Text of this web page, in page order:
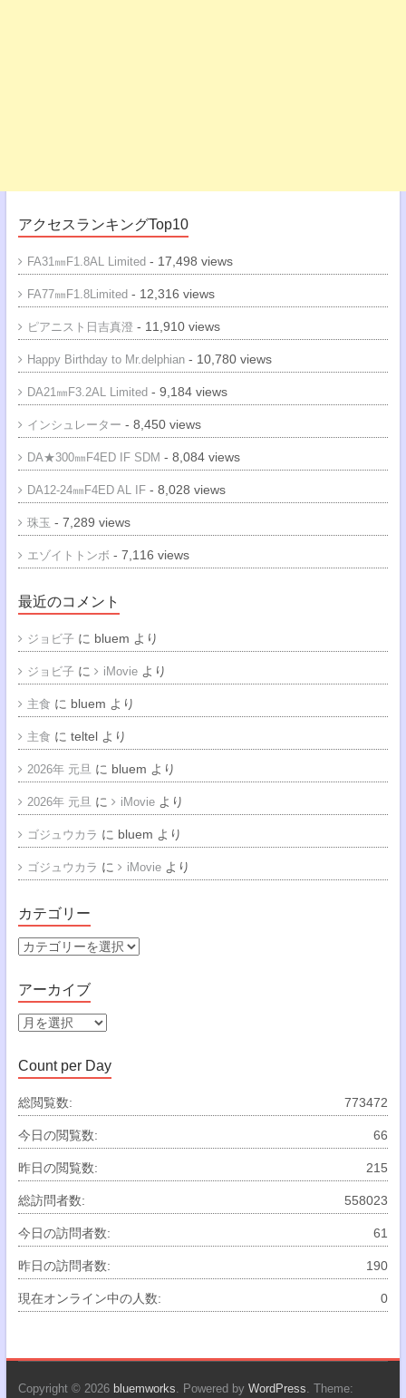
アクセスランキングTop10
FA31㎜F1.8AL Limited- 17,498 views
FA77㎜F1.8Limited- 12,316 views
ピアニスト日吉真澄 - 11,910 views
Happy Birthday to Mr.delphian- 10,780 views
DA21㎜F3.2AL Limited- 9,184 views
インシュレーター - 8,450 views
DA★300㎜F4ED IF SDM - 8,084 views
DA12-24㎜F4ED AL IF- 8,028 views
珠玉 - 7,289 views
エゾイトトンボ - 7,116 views
最近のコメント
ジョビ子 に bluem より
ジョビ子 に iMovieより
主食 に bluem より
主食 に teltelより
2026年 元旦 に bluem より
2026年 元旦 に iMovieより
ゴジュウカラ に bluem より
ゴジュウカラ に iMovieより
カテゴリー
カ
ゴ
リ
ー
アーカイブ
ア
カ
イ
ブ
Count per Day
773472
総閲覧数:
66
今日の閲覧数:
215
昨日の閲覧数:
558023
総訪問者数:
61
今日の訪問者数:
190
昨日の訪問者数:
0
現在オンライン中の人数:
Copyright © 2026 bluemworks . Powered by WordPress . Theme: